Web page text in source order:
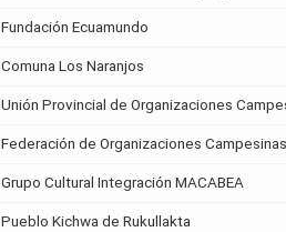
Fundación Ecuamundo
Comuna Los Naranjos
Unión Provincial de Organizaciones
Federación de Organizaciones
Grupo Cultural Integración MACABEA
Pueblo Kichwa de Rukullakta